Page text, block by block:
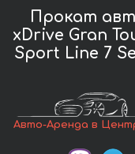
Прокат
xDrive Gran
Sport Line 7
Авто-Аренда в